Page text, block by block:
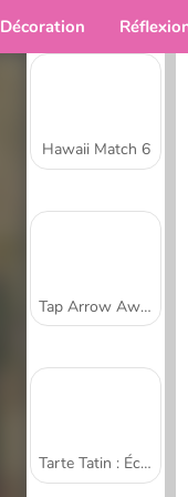
Décoration
Hawaii Match 6
Tap Arrow Away
Tarte Tatin : École de cuisine de Sara